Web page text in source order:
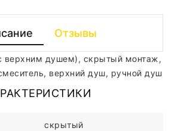
Отзывы
верхним душем), скрытый монтаж,
верхний душ, ручной душ
скрытый